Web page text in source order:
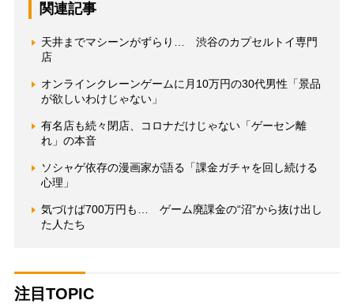
関連記事
天井までマシーンがずらり… 渋谷のカプセルトイ専門
店
オンラインクレーンゲームに月10万円の30代男性「景品
が欲しいわけじゃない」
有名店も続々閉店、コロナだけじゃない「ゲーセン離
れ」の本音
ソシャゲ依存の漫画家が語る「課金ガチャを回し続ける
心理」
気づけば700万円も… ゲーム廃課金の“沼”から抜け出し
た人たち
注目TOPIC